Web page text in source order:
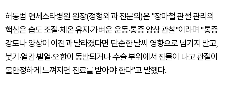
허동범 연세스타병원 원장(정형외과 전문의)은 "장마철 관절 관리의
핵심은 습도 조절·체온 유지·가벼운 운동·통증 양상 관찰"이라며 "통증
강도나 양상이 이전과 달라졌다면 단순한 날씨 영향으로 넘기지 말고,
붓기·열감·발열·오한이 동반되거나 수술 부위에서 진물이 나고 관절이
불안정하게 느껴지면 진료를 받아야 한다"고 말했다.